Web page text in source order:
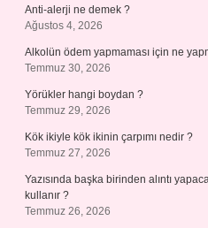
Anti-alerji ne demek ?
Ağustos 4, 2026
Alkolün ödem yapmaması için ne
Temmuz 30, 2026
Yörükler hangi boydan ?
Temmuz 29, 2026
Kök ikiyle kök ikinin çarpımı nedir ?
Temmuz 27, 2026
Yazısında başka birinden alıntı
kullanır ?
Temmuz 26, 2026